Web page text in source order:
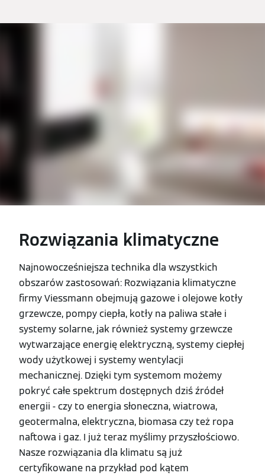
Rozwiązania klimatyczne
Najnowocześniejsza technika dla wszystkich
obszarów zastosowań: Rozwiązania klimatyczne
firmy Viessmann obejmują gazowe i olejowe kotły
grzewcze, pompy ciepła, kotły na paliwa stałe i
systemy solarne, jak również systemy grzewcze
wytwarzające energię elektryczną, systemy ciepłej
wody użytkowej i systemy wentylacji
mechanicznej. Dzięki tym systemom możemy
pokryć całe spektrum dostępnych dziś źródeł
energii - czy to energia słoneczna, wiatrowa,
geotermalna, elektryczna, biomasa czy też ropa
naftowa i gaz. I już teraz myślimy przyszłościowo.
Nasze rozwiązania dla klimatu są już
certyfikowane na przykład pod kątem